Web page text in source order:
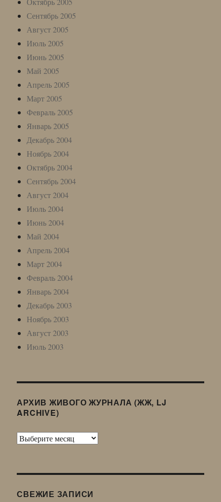
Сентябрь 2005
Август 2005
Июль 2005
Июнь 2005
Май 2005
Апрель 2005
Март 2005
Февраль 2005
Январь 2005
Декабрь 2004
Ноябрь 2004
Октябрь 2004
Сентябрь 2004
Август 2004
Июль 2004
Июнь 2004
Май 2004
Апрель 2004
Март 2004
Февраль 2004
Январь 2004
Декабрь 2003
Ноябрь 2003
Август 2003
Июль 2003
АРХИВ ЖИВОГО ЖУРНАЛА (ЖЖ, LJ
ARCHIVE)
Архив
LJ
СВЕЖИЕ ЗАПИСИ